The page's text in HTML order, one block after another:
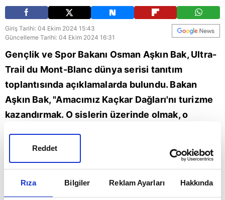
Rıza Bilgiler Reklam Ayarları Hakkında
Reddet
Giriş Tarihi: 04 Ekim 2024 15:43
Güncelleme Tarihi: 04 Ekim 2024 16:31
Gençlik ve Spor Bakanı Osman Aşkın Bak, Ultra-
Trail du Mont-Blanc dünya serisi tanıtım
toplantısında açıklamalarda bulundu. Bakan
Aşkın Bak, "Amacımız Kaçkar Dağları'nı turizme
kazandırmak. O sislerin üzerinde olmak, o
büyük keyif verecek. Aynı zamanda bu parkurda
yer alacak sporcuları takip etmek de ayrı bir
alması ayrı bir heyecan olacak. Hayırlı uğurlu